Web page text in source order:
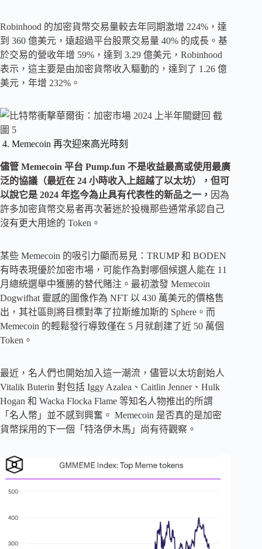
Robinhood 的加密貨幣交易量較去年同期激增 224%，達
到 360 億美元，遠超過平台股票交易量 40% 的成長。基
於交易的營收年增 59%，達到 3.29 億美元，Robinhood
表示，這主要是由加密貨幣收入驅動的，達到了 1.26 億
美元，年增 232%。
4. Memecoin 再次迎來高光時刻
儘管 Memecoin 平台 Pump.fun 不是收益最高或使用最廣
泛的協議（最近在 24 小時收入上超越了以太坊），但可
以說它是 2024 年迄今為止具有代表性的新品之一， 因為
許多加密貨幣交易者再次著迷於投機那些通常承認自己
沒有更大用途的 Token。
某些 Memecoin 的吸引力顯而易見：TRUMP 和 BODEN
有時表現優於加密市場，可能作為對哪個候選人能在 11
月總統選舉中獲勝的替代賭注。最初激發 Memecoin
Dogwifhat 靈感的圖像作為 NFT 以 430 萬美元的價格售
出，其社區則將目標對準了拉斯維加斯的 Sphere。而
Memecoin 的輕鬆發行導致僅在 5 月就創建了近 50 萬個
Token。
最近，名人們也開始加入這一潮流，儘管以太坊創始人
Vitalik Buterin 對包括 Iggy Azalea、Caitlin Jenner、Hulk
Hogan 和 Wacka Flocka Flame 等知名人物推出的所謂
「名人幣」並不感到興奮。 Memecoin 是否真的是加密
貨幣採用的下一個「特洛伊木馬」尚有待觀察。